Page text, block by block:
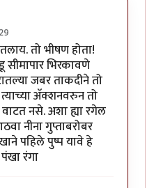
तो भीषण होता!
भिरकावणे
जबर ताकदीने तो
अ‍ॅक्शनवरुन तो
नसे. अशा ह्या रगेल
नीना गुप्ताबरोबर
पहिले पुष्प यावे हे
रंगा